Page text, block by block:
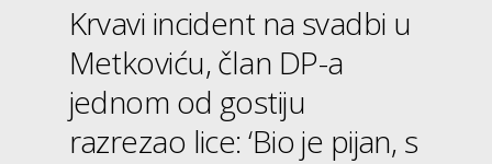
Krvavi incident na svadbi u
Metkoviću, član DP-a
jednom od gostiju
razrezao lice: ‘Bio je pijan, s